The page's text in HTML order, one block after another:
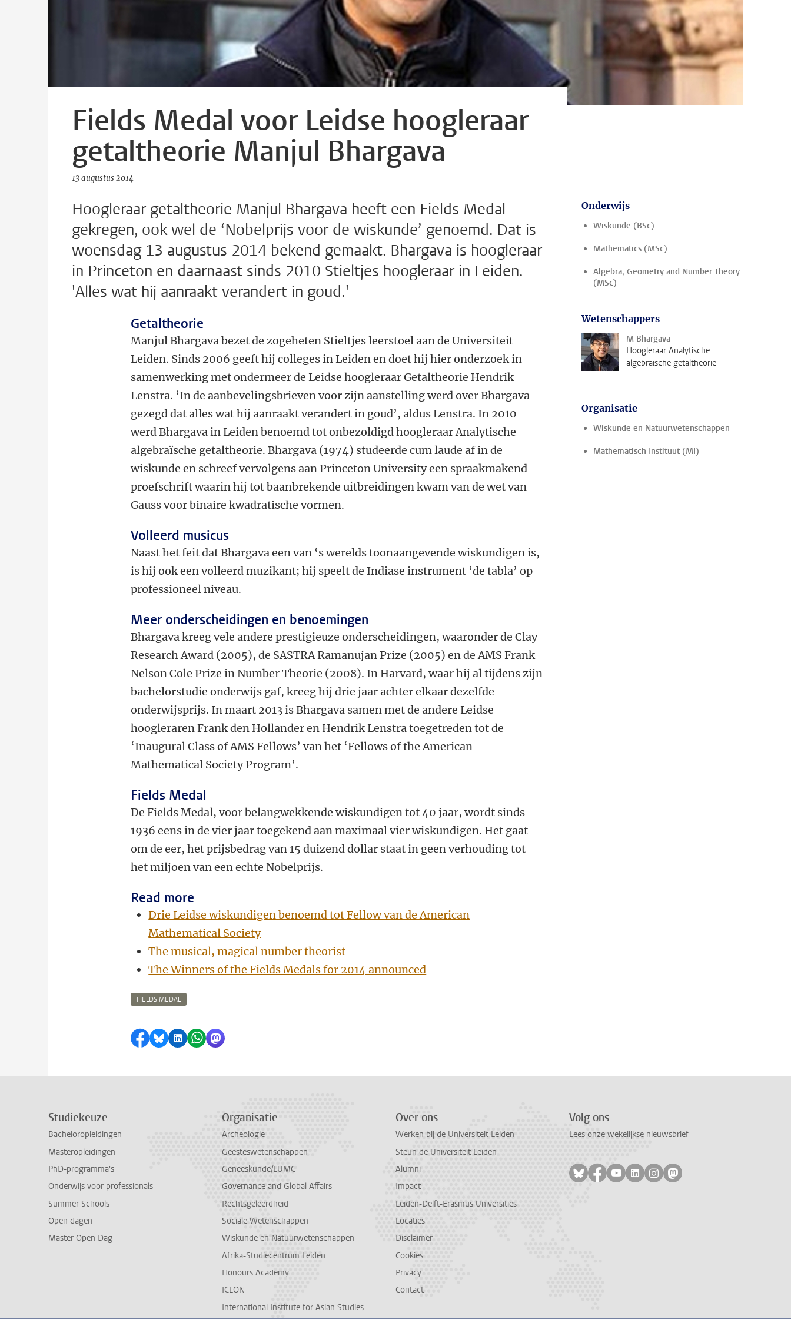
Fields Medal voor Leidse hoogleraar
getaltheorie Manjul Bhargava
13 augustus 2014
Hoogleraar getaltheorie Manjul Bhargava heeft een Fields Medal
gekregen, ook wel de ‘Nobelprijs voor de wiskunde’ genoemd. Dat is
woensdag 13 augustus 2014 bekend gemaakt. Bhargava is hoogleraar
in Princeton en daarnaast sinds 2010 Stieltjes hoogleraar in Leiden.
'Alles wat hij aanraakt verandert in goud.'
Getaltheorie
Manjul Bhargava bezet de zogeheten Stieltjes leerstoel aan de Universiteit
Leiden. Sinds 2006 geeft hij colleges in Leiden en doet hij hier onderzoek in
samenwerking met ondermeer de Leidse hoogleraar Getaltheorie Hendrik
Lenstra. ‘In de aanbevelingsbrieven voor zijn aanstelling werd over Bhargava
gezegd dat alles wat hij aanraakt verandert in goud’, aldus Lenstra. In 2010
werd Bhargava in Leiden benoemd tot onbezoldigd hoogleraar Analytische
algebraïsche getaltheorie. Bhargava (1974) studeerde cum laude af in de
wiskunde en schreef vervolgens aan Princeton University een spraakmakend
proefschrift waarin hij tot baanbrekende uitbreidingen kwam van de wet van
Gauss voor binaire kwadratische vormen.
Volleerd musicus
Naast het feit dat Bhargava een van ‘s werelds toonaangevende wiskundigen is,
is hij ook een volleerd muzikant; hij speelt de Indiase instrument ‘de tabla’ op
professioneel niveau.
Meer onderscheidingen en benoemingen
Bhargava kreeg vele andere prestigieuze onderscheidingen, waaronder de Clay
Research Award (2005), de SASTRA Ramanujan Prize (2005) en de AMS Frank
Nelson Cole Prize in Number Theorie (2008). In Harvard, waar hij al tijdens zijn
bachelorstudie onderwijs gaf, kreeg hij drie jaar achter elkaar dezelfde
onderwijsprijs. In maart 2013 is Bhargava samen met de andere Leidse
hoogleraren Frank den Hollander en Hendrik Lenstra toegetreden tot de
‘Inaugural Class of AMS Fellows’ van het ‘Fellows of the American
Mathematical Society Program’.
Fields Medal
De Fields Medal, voor belangwekkende wiskundigen tot 40 jaar, wordt sinds
1936 eens in de vier jaar toegekend aan maximaal vier wiskundigen. Het gaat
om de eer, het prijsbedrag van 15 duizend dollar staat in geen verhouding tot
het miljoen van een echte Nobelprijs.
Read more
Drie Leidse wiskundigen benoemd tot Fellow van de American
Mathematical Society
The musical, magical number theorist
The Winners of the Fields Medals for 2014 announced
FIELDS MEDAL
Delen op Facebook
Delen via Bluesky
Delen op LinkedIn
Delen via WhatsApp
Delen via Mastodon
Onderwijs
Wiskunde (BSc)
Mathematics (MSc)
Algebra, Geometry and Number Theory
(MSc)
Wetenschappers
M Bhargava
Hoogleraar Analytische
algebraïsche getaltheorie
Organisatie
Wiskunde en Natuurwetenschappen
Mathematisch Instituut (MI)
Studiekeuze
Bacheloropleidingen
Masteropleidingen
PhD-programma's
Onderwijs voor professionals
Summer Schools
Open dagen
Master Open Dag
Organisatie
Archeologie
Geesteswetenschappen
Geneeskunde/LUMC
Governance and Global Affairs
Rechtsgeleerdheid
Sociale Wetenschappen
Wiskunde en Natuurwetenschappen
Afrika-Studiecentrum Leiden
Honours Academy
ICLON
International Institute for Asian Studies
Over ons
Werken bij de Universiteit Leiden
Steun de Universiteit Leiden
Alumni
Impact
Leiden-Delft-Erasmus Universities
Locaties
Disclaimer
Cookies
Privacy
Contact
Volg ons
Lees onze wekelijkse nieuwsbrief
Volg ons op bluesky
Volg ons op facebook
Volg ons op youtube
Volg ons op linkedin
Volg ons op instagram
Volg ons op mastodon